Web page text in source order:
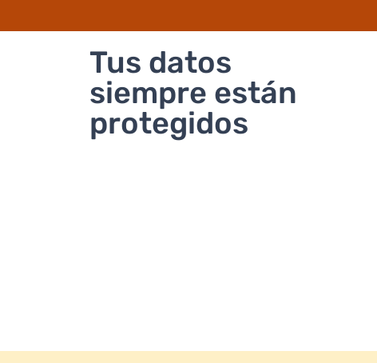
Tus datos
siempre están
protegidos